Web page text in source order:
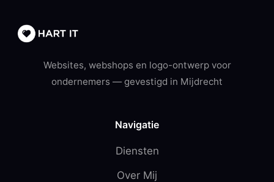
Websites, webshops en logo-ontwerp voor
ondernemers — gevestigd in Mijdrecht
Navigatie
Diensten
Over Mij